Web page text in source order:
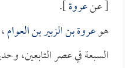
[ عنعروة].
هوعروة بن الزبير بن العوام
السبعة في عصر التابعين،